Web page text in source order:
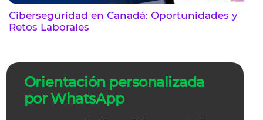
Ciberseguridad en Canadá: Oportunidades y
Retos Laborales
Orientación personalizada
por WhatsApp